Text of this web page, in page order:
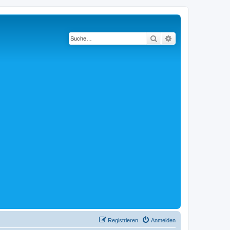
Suche
Anmelden
Registrieren